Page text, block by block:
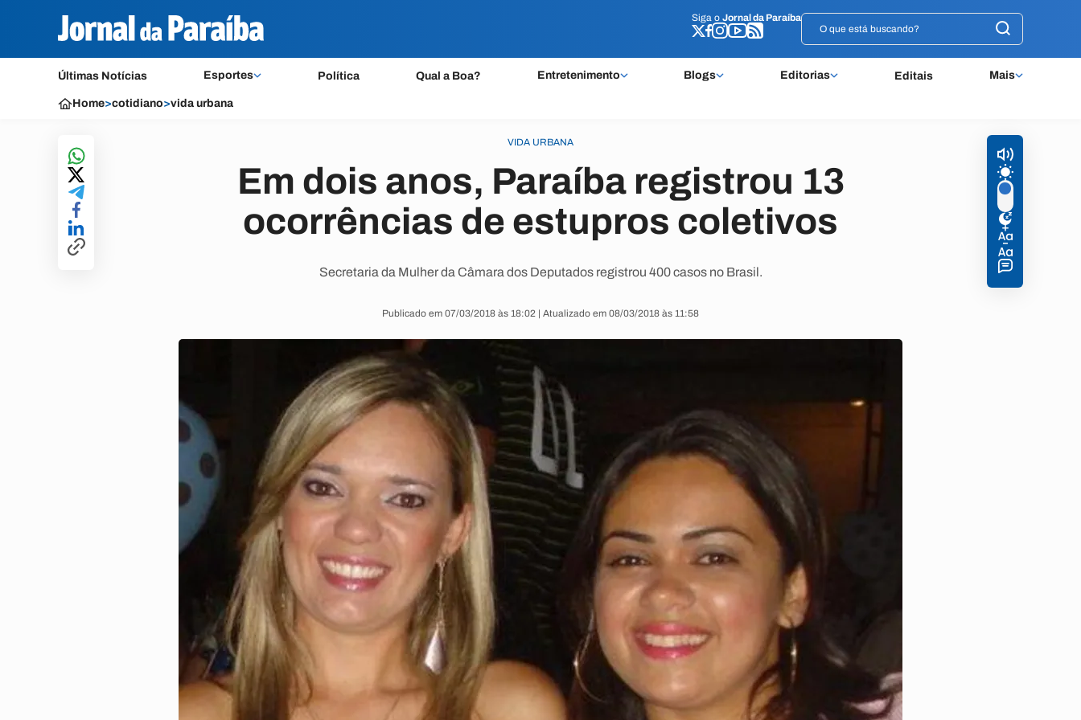
Siga o Jornal da Paraíba
Últimas Notícias Esportes Política Qual a Boa? Entretenimento Blogs Editorias Editais Mais
Siga o Jornal da Paraíba
Home>cotidiano>vida urbana
VIDA URBANA
Em dois anos, Paraíba registrou 13
ocorrências de estupros coletivos
Secretaria da Mulher da Câmara dos Deputados registrou 400 casos no Brasil.
Publicado em 07/03/2018 às 18:02 | Atualizado em 08/03/2018 às 11:58